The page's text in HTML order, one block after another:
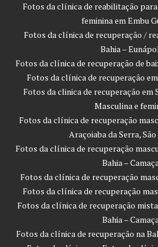
Fotos da clínica de reabilitação
feminina em Embu
Fotos da clínica de recuperação /
Bahia –
Fotos da clínica de recuperação de
Fotos da clínica de recuperação
Fotos da clinica de recuperação em
Masculina e
Fotos da clínica de recuperação
Araçoiaba da Serra, São
Fotos da clínica de recuperação
Bahia –
Fotos da clínica de recuperação
Fotos da clínica de recuperação
Fotos da clínica de recuperação
Bahia –
Fotos da clínica de recuperação na